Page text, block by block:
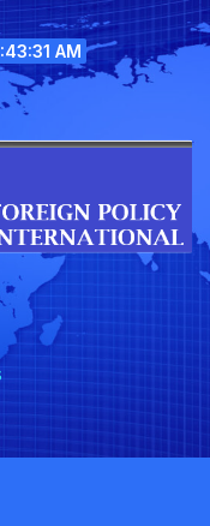
AM